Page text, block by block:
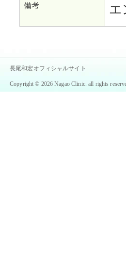
備考 エ
長尾和宏オフィシャルサイト
Copyright © 2026 Nagao Clinic. all rights